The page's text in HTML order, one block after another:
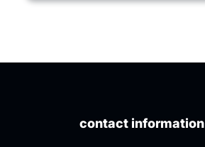
contact information